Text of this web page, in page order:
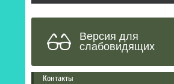
Версия для
слабовидящих
Контакты